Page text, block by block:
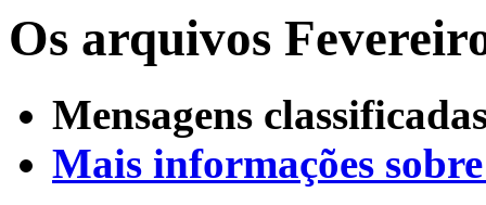
Os arquivos
Mensagens
Mais informações